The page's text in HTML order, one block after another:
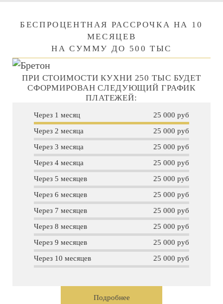
БЕСПРОЦЕНТНАЯ РАССРОЧКА НА 10
МЕСЯЦЕВ
НА СУММУ ДО 500 ТЫС
ПРИ СТОИМОСТИ КУХНИ 250 ТЫС БУДЕТ
СФОРМИРОВАН СЛЕДУЮЩИЙ ГРАФИК
ПЛАТЕЖЕЙ:
Через 1 месяц
25 000 руб
Через 2 месяца
25 000 руб
Через 3 месяца
25 000 руб
Через 4 месяца
25 000 руб
Через 5 месяцев
25 000 руб
Через 6 месяцев
25 000 руб
Через 7 месяцев
25 000 руб
Через 8 месяцев
25 000 руб
Через 9 месяцев
25 000 руб
Через 10 месяцев
25 000 руб
Подробнее